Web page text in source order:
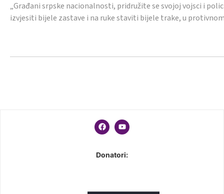
„Građani srpske nacionalnosti, pridružite se svojoj vojsci i
izvjesiti bijele zastave i na ruke staviti bijele trake, u
Donatori: